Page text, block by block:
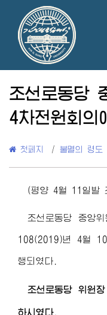
조선로동당
4차전원회의
첫페지 / 불멸의 령도
(평양 4월 11일발
조선로동당 중앙
108(2019)년 4월
행되였다.
조선로동당 위원장
하시였다.